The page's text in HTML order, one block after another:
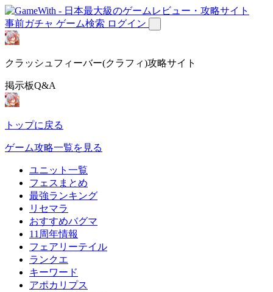
事前ガチャ ゲーム検索 ログイン
クラッシュフィーバー(クラフィ)攻略サイト
掲示板Q&A
トップに戻る
ゲーム攻略一覧を見る
ユニット一覧
フェスまとめ
最強ランキング
リセマラ
おすすめバグマ
11周年情報
フェアリーテイル
ランクエ
キーワード
アポカリプス